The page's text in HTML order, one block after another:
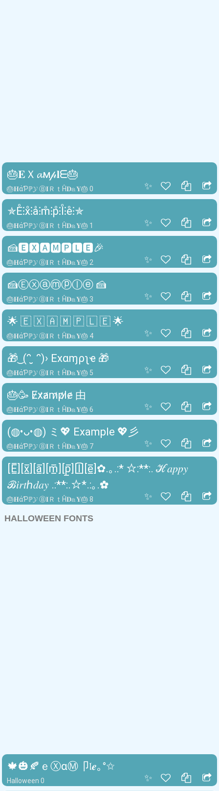
✨
🎂𝐇άƤℙ𝓨 Ⓑ𝐈ＲｔĤ𝐃𝕒𝐘🎂 0
🎂𝐄Ｘ𝓪м𝓅𝐥ᗴ🎂
✨
🎂𝐇άƤℙ𝓨 Ⓑ𝐈ＲｔĤ𝐃𝕒𝐘🎂 1
✯E̊⫶x̊⫶å⫶m̊⫶p̊⫶l̊⫶e̊⫶✯
✨
🎂𝐇άƤℙ𝓨 Ⓑ𝐈ＲｔĤ𝐃𝕒𝐘🎂 2
🍰🅴🆇🅰🅼🅿🅻🅴🎉
✨
🎂𝐇άƤℙ𝓨 Ⓑ𝐈ＲｔĤ𝐃𝕒𝐘🎂 3
🍰Ⓔⓧⓐⓜⓟⓛⓔ 🍰
✨
🎂𝐇άƤℙ𝓨 Ⓑ𝐈ＲｔĤ𝐃𝕒𝐘🎂 4
🌟 🇪 🇽 🇦 🇲 🇵 🇱 🇪 🌟
✨
🎂𝐇άƤℙ𝓨 Ⓑ𝐈ＲｔĤ𝐃𝕒𝐘🎂 5
🎁 ͜ (ᵔ ̮ ᵔ)› Exαɱρʅҽ 🎁
✨
🎂𝐇άƤℙ𝓨 Ⓑ𝐈ＲｔĤ𝐃𝕒𝐘🎂 6
🎂🥳 E̷x̷a̷m̷p̷l̷e̷ 由
✨
🎂𝐇άƤℙ𝓨 Ⓑ𝐈ＲｔĤ𝐃𝕒𝐘🎂 7
(◍•ᴗ•◍) ミ💖 Example 💖彡
✨
🎂𝐇άƤℙ𝓨 Ⓑ𝐈ＲｔĤ𝐃𝕒𝐘🎂 8
[E̲̅][x̲̅][a̲̅][m̲̅][p̲̅][l̲̅][e̲̅]✿.｡.:* ☆:**:. ℋ𝑎𝑝𝑝𝑦
ℬ𝑖𝑟𝑡ℎ𝑑𝑎𝑦 .:**:.☆*.:｡.✿
HALLOWEEN FONTS
✨
Halloween 0
🍁🎃🍂ｅⓍαⓂ卩𝔩𝒆｡°✩